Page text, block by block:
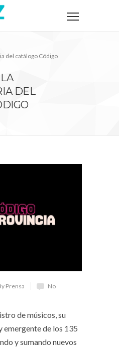
del catálogo Código
DEL
Prensa
No
de músicos, su
emergente de los 135
y sumando nuevos